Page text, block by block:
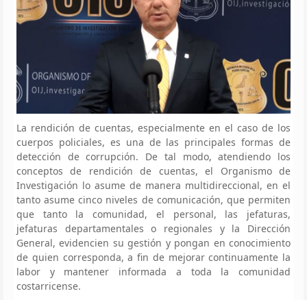
La rendición de cuentas, especialmente en el caso de los
cuerpos policiales, es una de las principales formas de
detección de corrupción. De tal modo, atendiendo los
conceptos de rendición de cuentas, el Organismo de
Investigación lo asume de manera multidireccional, en el
tanto asume cinco niveles de comunicación, que permiten
que tanto la comunidad, el personal, las jefaturas,
jefaturas departamentales o regionales y la Dirección
General, evidencien su gestión y pongan en conocimiento
de quien corresponda, a fin de mejorar continuamente la
labor y mantener informada a toda la comunidad
costarricense.